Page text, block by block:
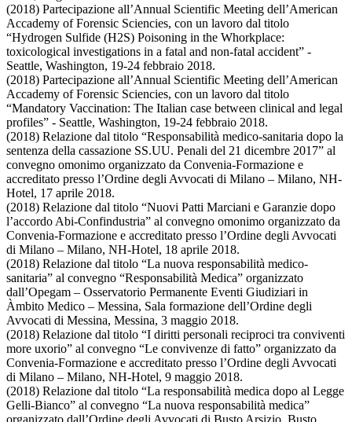
(2018) Partecipazione all’Annual Scientific Meeting dell’American
Accademy of Forensic Sciencies, con un lavoro dal titolo
“Hydrogen Sulfide (H2S) Poisoning in the Whorkplace:
toxicological investigations in a fatal and non-fatal accident” -
Seattle, Washington, 19-24 febbraio 2018.
(2018) Partecipazione all’Annual Scientific Meeting dell’American
Accademy of Forensic Sciencies, con un lavoro dal titolo
“Mandatory Vaccination: The Italian case between clinical and legal
profiles” - Seattle, Washington, 19-24 febbraio 2018.
(2018) Relazione dal titolo “Responsabilità medico-sanitaria dopo la
sentenza della cassazione SS.UU. Penali del 21 dicembre 2017” al
convegno omonimo organizzato da Convenia-Formazione e
accreditato presso l’Ordine degli Avvocati di Milano – Milano, NH-
Hotel, 17 aprile 2018.
(2018) Relazione dal titolo “Nuovi Patti Marciani e Garanzie dopo
l’accordo Abi-Confindustria” al convegno omonimo organizzato da
Convenia-Formazione e accreditato presso l’Ordine degli Avvocati
di Milano – Milano, NH-Hotel, 18 aprile 2018.
(2018) Relazione dal titolo “La nuova responsabilità medico-
sanitaria” al convegno “Responsabilità Medica” organizzato
dall’Opegam – Osservatorio Permanente Eventi Giudiziari in
Àmbito Medico – Messina, Sala formazione dell’Ordine degli
Avvocati di Messina, Messina, 3 maggio 2018.
(2018) Relazione dal titolo “I diritti personali reciproci tra conviventi
more uxorio” al convegno “Le convivenze di fatto” organizzato da
Convenia-Formazione e accreditato presso l’Ordine degli Avvocati
di Milano – Milano, NH-Hotel, 9 maggio 2018.
(2018) Relazione dal titolo “La responsabilità medica dopo al Legge
Gelli-Bianco” al convegno “La nuova responsabilità medica”
organizzato dall’Ordine degli Avvocati di Busto Arsizio, Busto